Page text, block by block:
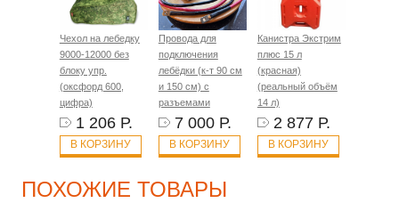
Чехол на лебедку
9000-12000 без
блоку упр.
(оксфорд 600,
цифра)
1 206 Р.
В КОРЗИНУ
Провода для
подключения
лебёдки (к-т 90 см
и 150 см) с
разъемами
7 000 Р.
В КОРЗИНУ
Канистра Экстрим
плюс 15 л
(красная)
(реальный объём
14 л)
2 877 Р.
В КОРЗИНУ
ПОХОЖИЕ ТОВАРЫ